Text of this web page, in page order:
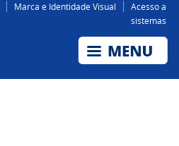
Marca e Identidade Visual
Acesso a
sistemas